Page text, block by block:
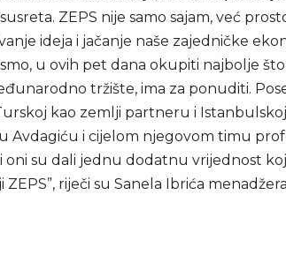
ZEPS nije samo sajam, već
ideja i jačanje naše zajedničke
u ovih pet dana okupiti najbolje što
tržište, ima za ponuditi.
kao zemlji partneru i
Avdagiću i cijelom njegovom timu
oni su dali jednu dodatnu vrijednost
riječi su Sanela Ibrića